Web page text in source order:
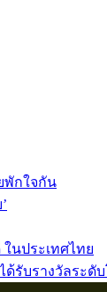
กใจกัน
ในประเทศไทย
รับรางวัลระดั